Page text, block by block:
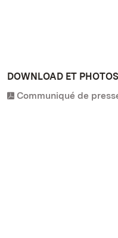
DOWNLOAD ET PHOTOS
Communiqué de